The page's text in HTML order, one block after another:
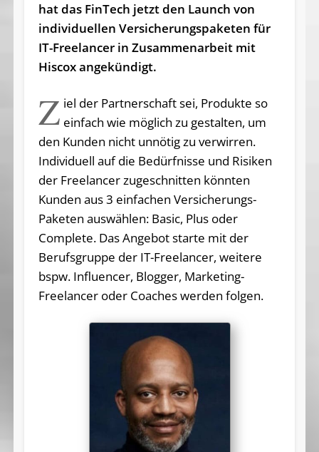
hat das FinTech jetzt den Launch von
individuellen Versicherungspaketen für
IT-Freelancer in Zusammenarbeit mit
Hiscox angekündigt.
Z iel der Partnerschaft sei, Produkte so
einfach wie möglich zu gestalten, um
den Kunden nicht unnötig zu verwirren.
Individuell auf die Bedürfnisse und Risiken
der Freelancer zugeschnitten könnten
Kunden aus 3 einfachen Versicherungs-
Paketen auswählen: Basic, Plus oder
Complete. Das Angebot starte mit der
Berufsgruppe der IT-Freelancer, weitere
bspw. Influencer, Blogger, Marketing-
Freelancer oder Coaches werden folgen.